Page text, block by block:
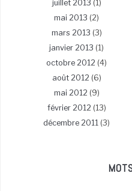
juillet 2013 (1)
mai 2013 (2)
mars 2013 (3)
janvier 2013 (1)
octobre 2012 (4)
août 2012 (6)
mai 2012 (9)
février 2012 (13)
décembre 2011 (3)